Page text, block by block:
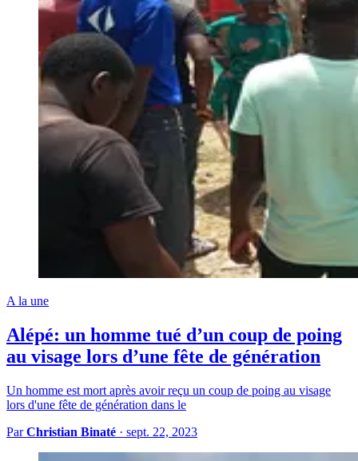
A la une
Alépé: un homme tué d’un coup de poing
au visage lors d’une fête de génération
Un homme est mort après avoir reçu un coup de poing au visage
lors d'une fête de génération dans le
ParChristian Binaté · sept. 22, 2023